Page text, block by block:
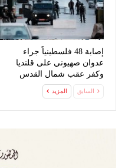
إصابة 48 فلسطينياً جراء
عدوان صهيوني على قلنديا
وكفر عقب شمال القدس
السابق المزيد